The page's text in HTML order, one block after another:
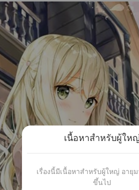
เนื้อหาสำหรับผู้ให
เรื่องนี้มีเนื้อหาสำหรับผู้ใหญ่ อายุม
ขึ้นไป